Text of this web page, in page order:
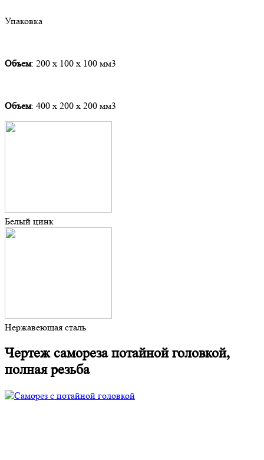
Упаковка
Объем: 200 х 100 х 100 мм3
Объем: 400 х 200 х 200 мм3
Белый цинк
Нержавеющая сталь
Чертеж самореза потайной головкой,
полная резьба